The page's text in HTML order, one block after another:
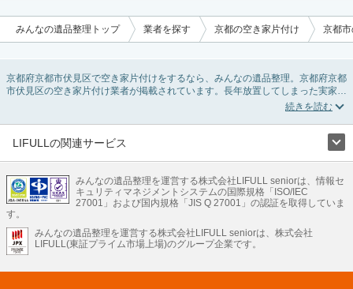
みんなの遺品整理トップ 業者を探す 京都の空き家片付け 京都
京都府京都市伏見区で空き家片付けをするなら、みんなの遺品整理。京都府京都
市伏見区の空き家片付け業者が掲載されています。長年放置してしまった実家の
片付けや、相続したが住む予定のない親の家の不用品の処分・回収・引き取りま
み条件を利用し検索してみましょう。
また家一軒まるごとの掃除方法・空家対策特別措置法の法改正に伴う空き家の片
LIFULLの関連サービス
不動産・住宅 引越し 老人ホーム 地方創生
ママの就労支援
不動産クラウドファンディング 遺品整理 老後の暮らし情報
LIFULL HOME'Sのサービス
不動産・住宅
不動産査定 マンション専門売却査定 不動産投資 アドバイザー
みんなの遺品整理を運営する株式会社LIFULL seniorは、情報セ
キュリティマネジメントシステムの国際規格「ISO/IEC
27001」および国内規格「JIS Q 27001」の認証を取得していま
す。
みんなの遺品整理を運営する株式会社LIFULL seniorは、株式会社
LIFULL(東証プライム市場上場)のグループ企業です。